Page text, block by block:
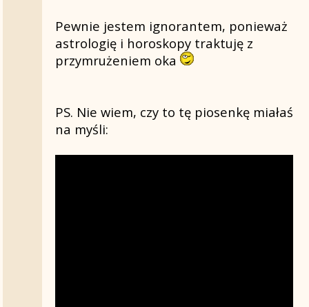
Pewnie jestem ignorantem, ponieważ
astrologię i horoskopy traktuję z
przymrużeniem oka
PS. Nie wiem, czy to tę piosenkę miałaś
na myśli: